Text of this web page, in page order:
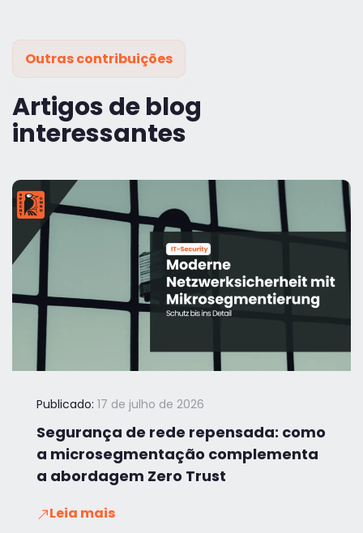
Outras contribuições
Artigos de blog
interessantes
Publicado: 17 de julho de 2026
Segurança de rede repensada: como
a microsegmentação complementa
a abordagem Zero Trust
Leia mais